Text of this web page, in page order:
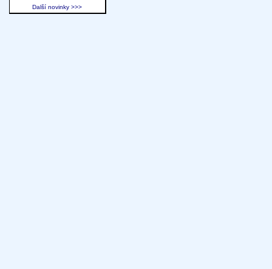
Další novinky >>>